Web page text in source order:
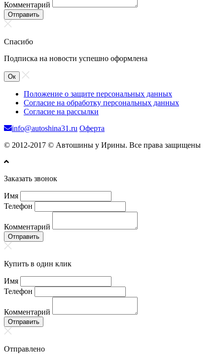
Комментарий
Отправить
Спасибо
Подписка на новости успешно оформлена
Ок
Положение о защите персональных данных
Согласие на обработку персональных данных
Согласие на рассылки
info@autoshina31.ru Оферта
© 2012-2017 © Автошины у Ирины. Все права защищены
Заказать звонок
Имя
Телефон
Комментарий
Отправить
Купить в один клик
Имя
Телефон
Комментарий
Отправить
Отправлено